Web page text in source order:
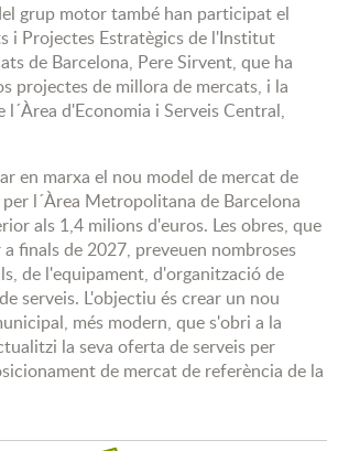
grup motor també han participat el
i Projectes Estratègics de l'Institut
de Barcelona, Pere Sirvent, que ha
projectes de millora de mercats, i la
d'Economia i Serveis Central,
en marxa el nou model de mercat de
l´Àrea Metropolitana de Barcelona
als 1,4 milions d'euros. Les obres, que
finals de 2027, preveuen nombroses
de l'equipament, d'organització de
serveis. L'objectiu és crear un nou
més modern, que s'obri a la
la seva oferta de serveis per
de mercat de referència de la